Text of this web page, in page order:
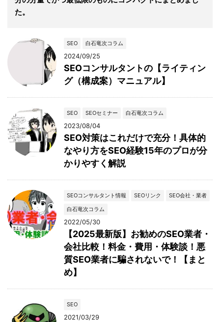
た。
SEO 白石竜次コラム
2024/09/25
SEOコンサルタントの【ライティン
グ（構成案）マニュアル】
SEO SEOセミナー 白石竜次コラム
2023/08/04
SEO対策はこれだけで充分！具体的
なやり方をSEO経験15年のプロが分
かりやすく解説
SEOコンサルタント情報 SEOリンク
SEO会社・業者
白石竜次コラム
2022/05/30
【2025最新版】お勧めのSEO業者・
会社比較！料金・費用・体験談！悪
質SEO業者に騙されないで！【まと
め】
SEO
2021/03/29